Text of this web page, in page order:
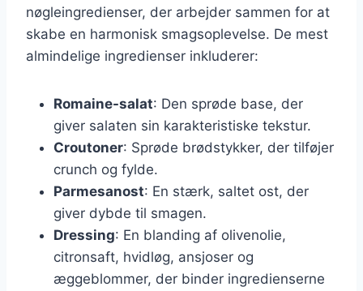
nøgleingredienser, der arbejder sammen for at
skabe en harmonisk smagsoplevelse. De mest
almindelige ingredienser inkluderer:
Romaine-salat: Den sprøde base, der
giver salaten sin karakteristiske tekstur.
Croutoner: Sprøde brødstykker, der tilføjer
crunch og fylde.
Parmesanost: En stærk, saltet ost, der
giver dybde til smagen.
Dressing: En blanding af olivenolie,
citronsaft, hvidløg, ansjoser og
æggeblommer, der binder ingredienserne